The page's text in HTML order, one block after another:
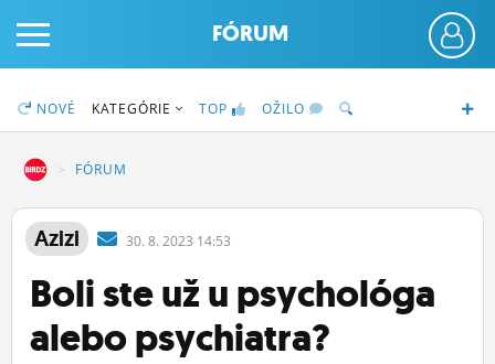
PRIHLÁS SA
ČINŽIAK
FÓRUM
FÓRUM
NOVÉ KATEGÓRIE TOP OŽILO
FÓRUM
Azizi 30. 8. 2023 14:53
Boli ste už u psychológa
alebo psychiatra?